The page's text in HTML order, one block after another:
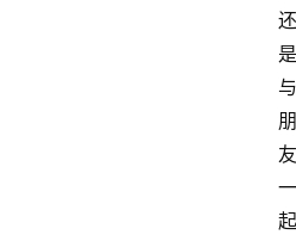
还
是
与
朋
友
一
起